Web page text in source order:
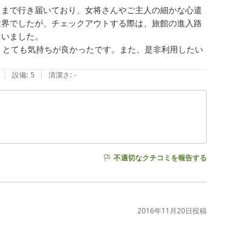
で行き届いており、女将さんやご主人の細かな心遣
でしたが、チェックアウトする際は、旅館の進入路
ました。
ても気持ちが良かったです。また、是非利用したい
| 設備: 5 | 清潔さ: -
不適切なクチコミを報告する
2016年11月20日投稿